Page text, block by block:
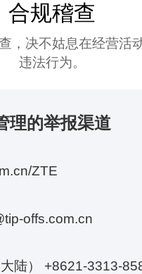
合规稽查
，决不姑息在经营活
违法行为。
理的举报渠道
ZTE
offs.com.cn
陆） +8621-3313-